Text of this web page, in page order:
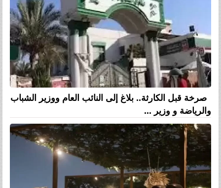
صرخة قبل الكارثة.. بلاغ إلى النائب العام ووزير الشباب
والرياضة و وزير ...